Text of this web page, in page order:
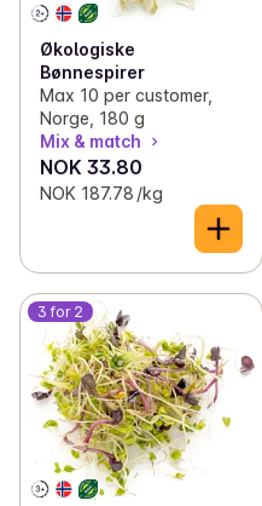
Økologiske
Bønnespirer
Max 10 per customer,
Norge, 180 g
Mix & match
NOK 33.80
NOK 187.78 /kg
3 for 2